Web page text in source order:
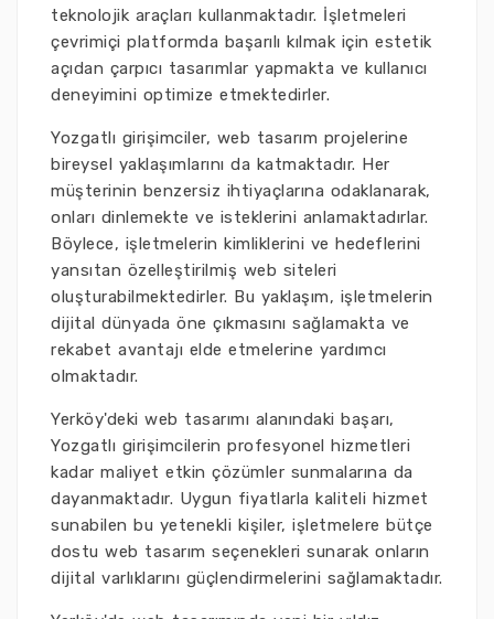
teknolojik araçları kullanmaktadır. İşletmeleri
çevrimiçi platformda başarılı kılmak için estetik
açıdan çarpıcı tasarımlar yapmakta ve kullanıcı
deneyimini optimize etmektedirler.
Yozgatlı girişimciler, web tasarım projelerine
bireysel yaklaşımlarını da katmaktadır. Her
müşterinin benzersiz ihtiyaçlarına odaklanarak,
onları dinlemekte ve isteklerini anlamaktadırlar.
Böylece, işletmelerin kimliklerini ve hedeflerini
yansıtan özelleştirilmiş web siteleri
oluşturabilmektedirler. Bu yaklaşım, işletmelerin
dijital dünyada öne çıkmasını sağlamakta ve
rekabet avantajı elde etmelerine yardımcı
olmaktadır.
Yerköy'deki web tasarımı alanındaki başarı,
Yozgatlı girişimcilerin profesyonel hizmetleri
kadar maliyet etkin çözümler sunmalarına da
dayanmaktadır. Uygun fiyatlarla kaliteli hizmet
sunabilen bu yetenekli kişiler, işletmelere bütçe
dostu web tasarım seçenekleri sunarak onların
dijital varlıklarını güçlendirmelerini sağlamaktadır.